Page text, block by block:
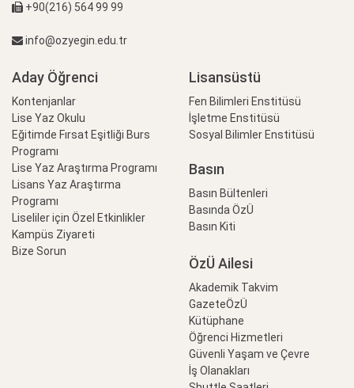
+90(216) 564 99 99
info@ozyegin.edu.tr
Aday Öğrenci
Kontenjanlar
Lise Yaz Okulu
Eğitimde Fırsat Eşitliği Burs
Programı
Lise Yaz Araştırma Programı
Lisans Yaz Araştırma
Programı
Liseliler için Özel Etkinlikler
Kampüs Ziyareti
Bize Sorun
Lisansüstü
Fen Bilimleri Enstitüsü
İşletme Enstitüsü
Sosyal Bilimler Enstitüsü
Basın
Basın Bültenleri
Basında ÖzÜ
Basın Kiti
ÖzÜ Ailesi
Akademik Takvim
GazeteÖzÜ
Kütüphane
Öğrenci Hizmetleri
Güvenli Yaşam ve Çevre
İş Olanakları